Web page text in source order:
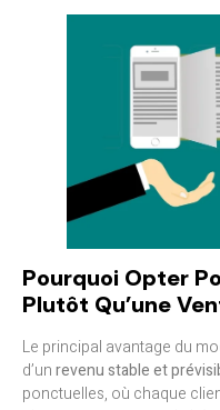
Pourquoi Opter
Plutôt Qu’une
Le principal avantage du
d’unrevenu stable et
ponctuelles, où chaque